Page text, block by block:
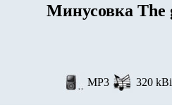
Минусовка
MP3 320